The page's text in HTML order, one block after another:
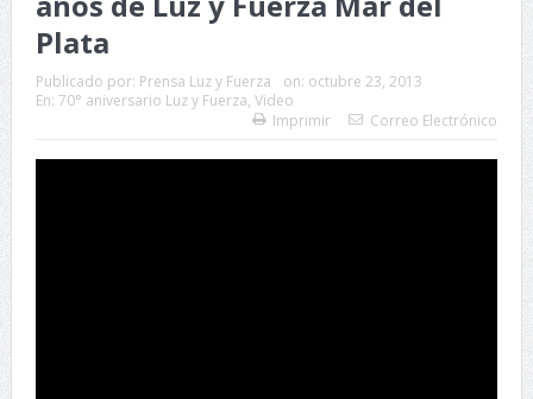
Plata
Publicado por: Prensa Luz y Fuerza on: octubre 23, 2013
En: 70° aniversario Luz y Fuerza, Video
Imprimir
Correo Electrónico